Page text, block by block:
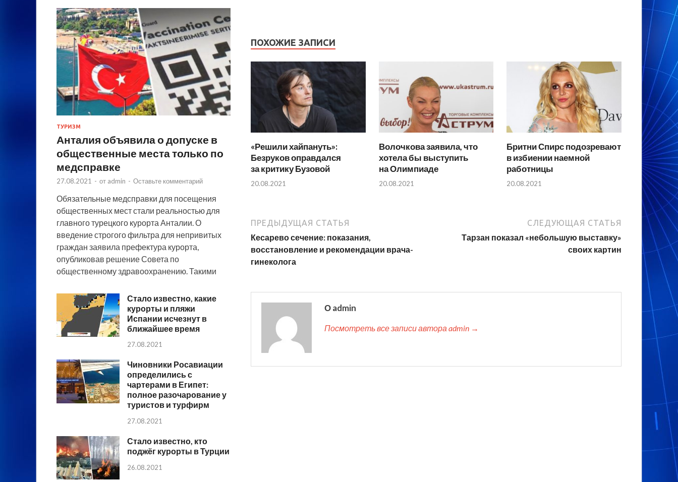
ПОХОЖИЕ ЗАПИСИ
«Решили хайпануть»:
Безруков оправдался
за критику Бузовой
20.08.2021
Волочкова заявила, что
хотела бы выступить
на Олимпиаде
20.08.2021
Бритни Спирс подозревают
в избиении наемной
работницы
20.08.2021
ПРЕДЫДУЩАЯ СТАТЬЯ
Кесарево сечение: показания,
восстановление и рекомендации врача-
гинеколога
СЛЕДУЮЩАЯ СТАТЬЯ
Тарзан показал «небольшую выставку»
своих картин
О admin
Посмотреть все записи автора admin →
ТУРИЗМ
Анталия объявила о допуске в
общественные места только по
медсправке
27.08.2021 - от admin - Оставьте комментарий
Обязательные медсправки для посещения
общественных мест стали реальностью для
главного турецкого курорта Анталии. О
введение строгого фильтра для непривитых
граждан заявила префектура курорта,
опубликовав решение Совета по
общественному здравоохранению. Такими
Стало известно, какие
курорты и пляжи
Испании исчезнут в
ближайшее время
27.08.2021
Чиновники Росавиации
определились с
чартерами в Египет:
полное разочарование у
туристов и турфирм
27.08.2021
Стало известно, кто
поджёг курорты в Турции
26.08.2021